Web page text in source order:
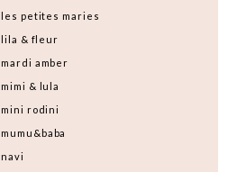
les petites maries
lila & fleur
mardi amber
mimi & lula
mini rodini
mumu&baba
navi